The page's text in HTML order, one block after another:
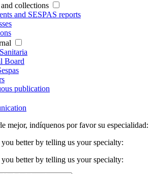
collections
and SESPAS reports
Board
publication
mejor, indíquenos por favor su especialidad:
better by telling us your specialty:
better by telling us your specialty: